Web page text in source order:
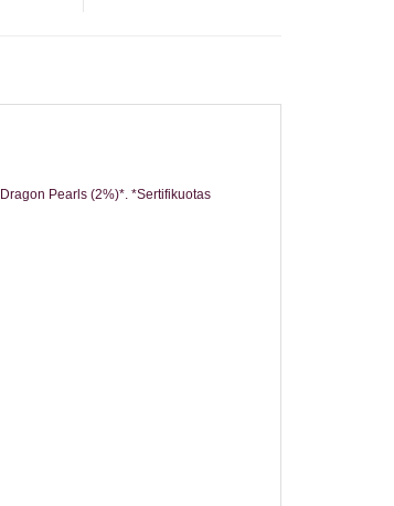
Pearls (2%)*. *Sertifikuotas